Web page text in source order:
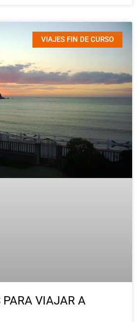
VIAJES FIN DE CURSO
PARA VIAJAR A